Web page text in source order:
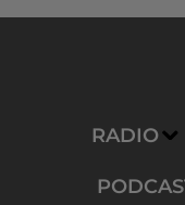
RADIO